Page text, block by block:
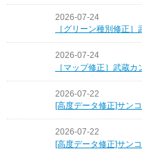
2026-07-24
［グリーン種別修正
2026-07-24
［マップ修正］武蔵
2026-07-22
[高度データ修正]サン
2026-07-22
[高度データ修正]サン